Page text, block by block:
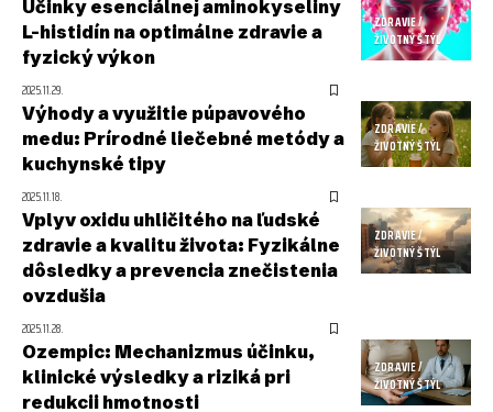
ZDRAVIE /
ŽIVOTNÝ ŠTÝL
Účinky esenciálnej aminokyseliny
L-histidín na optimálne zdravie a
fyzický výkon
2025.11.29.
ZDRAVIE /
ŽIVOTNÝ ŠTÝL
Výhody a využitie púpavového
medu: Prírodné liečebné metódy a
kuchynské tipy
2025.11.18.
ZDRAVIE /
ŽIVOTNÝ ŠTÝL
Vplyv oxidu uhličitého na ľudské
zdravie a kvalitu života: Fyzikálne
dôsledky a prevencia znečistenia
ovzdušia
2025.11.28.
ZDRAVIE /
ŽIVOTNÝ ŠTÝL
Ozempic: Mechanizmus účinku,
klinické výsledky a riziká pri
redukcii hmotnosti